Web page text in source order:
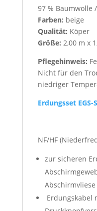
97 % Baumwolle
Farben: beige
Qualität: Köper
Größe: 2,00 m x
Pflegehinweis:
Nicht für den
niedriger
Erdungsset EGS-
NF/HF
zur sicheren
Abschirmvliese
Erdungskabel